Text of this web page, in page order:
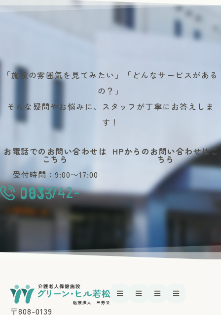
「施設の雰囲気を見てみたい」「どんなサービスがある
の？」
そんな疑問やお悩みに、スタッフが丁寧にお答えしま
す！
お電話でのお問い合わせは
こちら
受付時間：9:00〜17:00
093-742-
0033
HPからのお問い合わせはこ
ちら
〒808-0139